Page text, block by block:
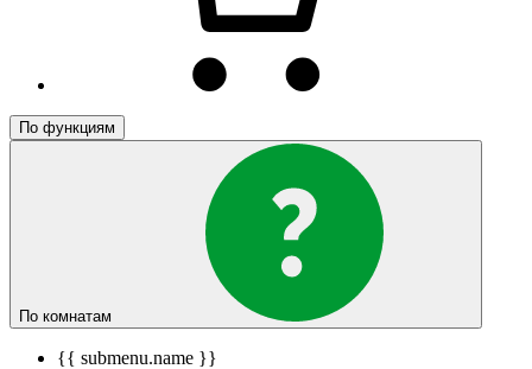
По функциям
По комнатам
{{ submenu.name }}